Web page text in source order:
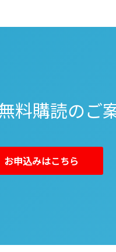
料購読のご
お申込みはこちら